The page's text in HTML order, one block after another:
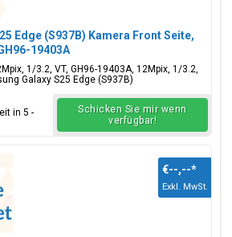
Edge (S937B) Kamera Front Seite,
19403A
1/3.2, VT, GH96-19403A, 12Mpix, 1/3.2,
Galaxy S25 Edge (S937B)
in 5 -
Schicken Sie mir wenn
verfügbar!
€--,--*
Exkl. MwSt.